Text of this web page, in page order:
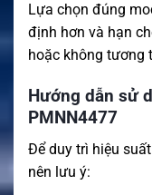
Lựa chọn đúng
định hơn và hạn
hoặc không tương
Hướng dẫn sử
PMNN4477
Để duy trì hiệu
nên lưu ý: